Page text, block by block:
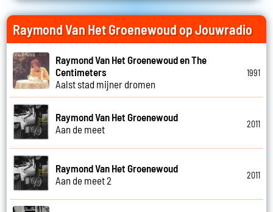
Raymond Van Het Groenewoud op Jouwradio
Raymond Van Het Groenewoud en The
Centimeters
Aalst stad mijner dromen
1991
Raymond Van Het Groenewoud
Aan de meet
2011
Raymond Van Het Groenewoud
Aan de meet 2
2011